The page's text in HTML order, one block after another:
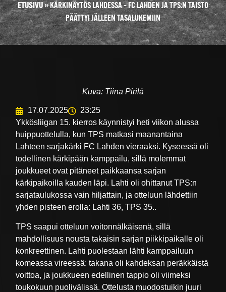
ETUSIVU»KÄRKINÄYTÖS LAHDESSA – FC LAHDEN JA TPS:N TAISTO
PÄÄTTYI JÄLLEEN TASALUKEMIIN
Kuva: Tiina Pirilä
17.07.2025
23:25
Ykkösliigan 15. kierros käynnistyi heti viikon alussa
huippuottelulla, kun TPS matkasi maanantaina
Lahteen sarjakärki FC Lahden vieraaksi. Kyseessä oli
todellinen kärkipään kamppailu, sillä molemmat
joukkueet ovat pitäneet paikkaansa sarjan
kärkipaikoilla kauden läpi. Lahti oli ohittanut TPS:n
sarjataulukossa vain hiljattain, ja otteluun lähdettiin
yhden pisteen erolla: Lahti 36, TPS 35..
TPS saapui otteluun voitonnälkäisenä, sillä
mahdollisuus nousta takaisin sarjan piikkipaikalle oli
konkreettinen. Lahti puolestaan lähti kamppailuun
komeassa vireessä: takana oli kahdeksan peräkkäistä
voittoa, ja joukkueen edellinen tappio oli viimeksi
toukokuun puolivälissä. Ottelusta muodostuikin juuri